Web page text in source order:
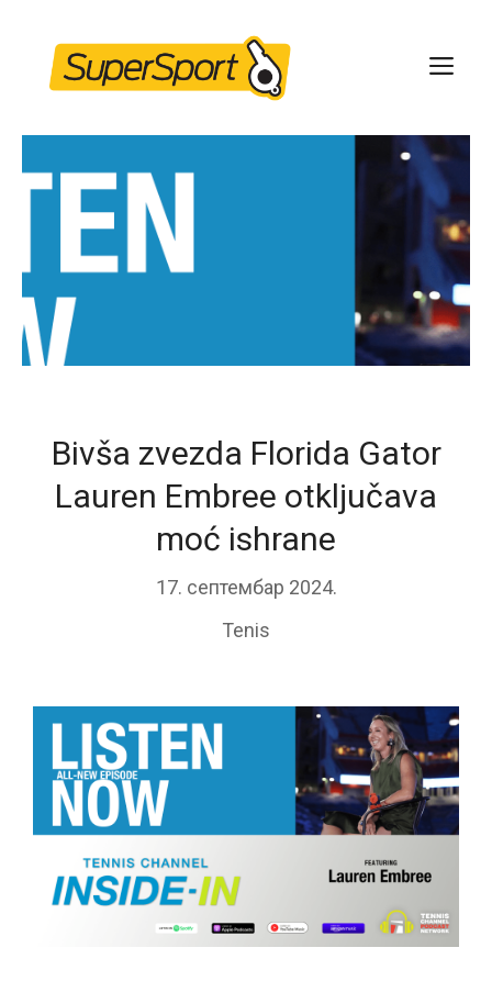
content
Bivša zvezda Florida Gator
Lauren Embree otključava
moć ishrane
17. септембар 2024.
Tenis